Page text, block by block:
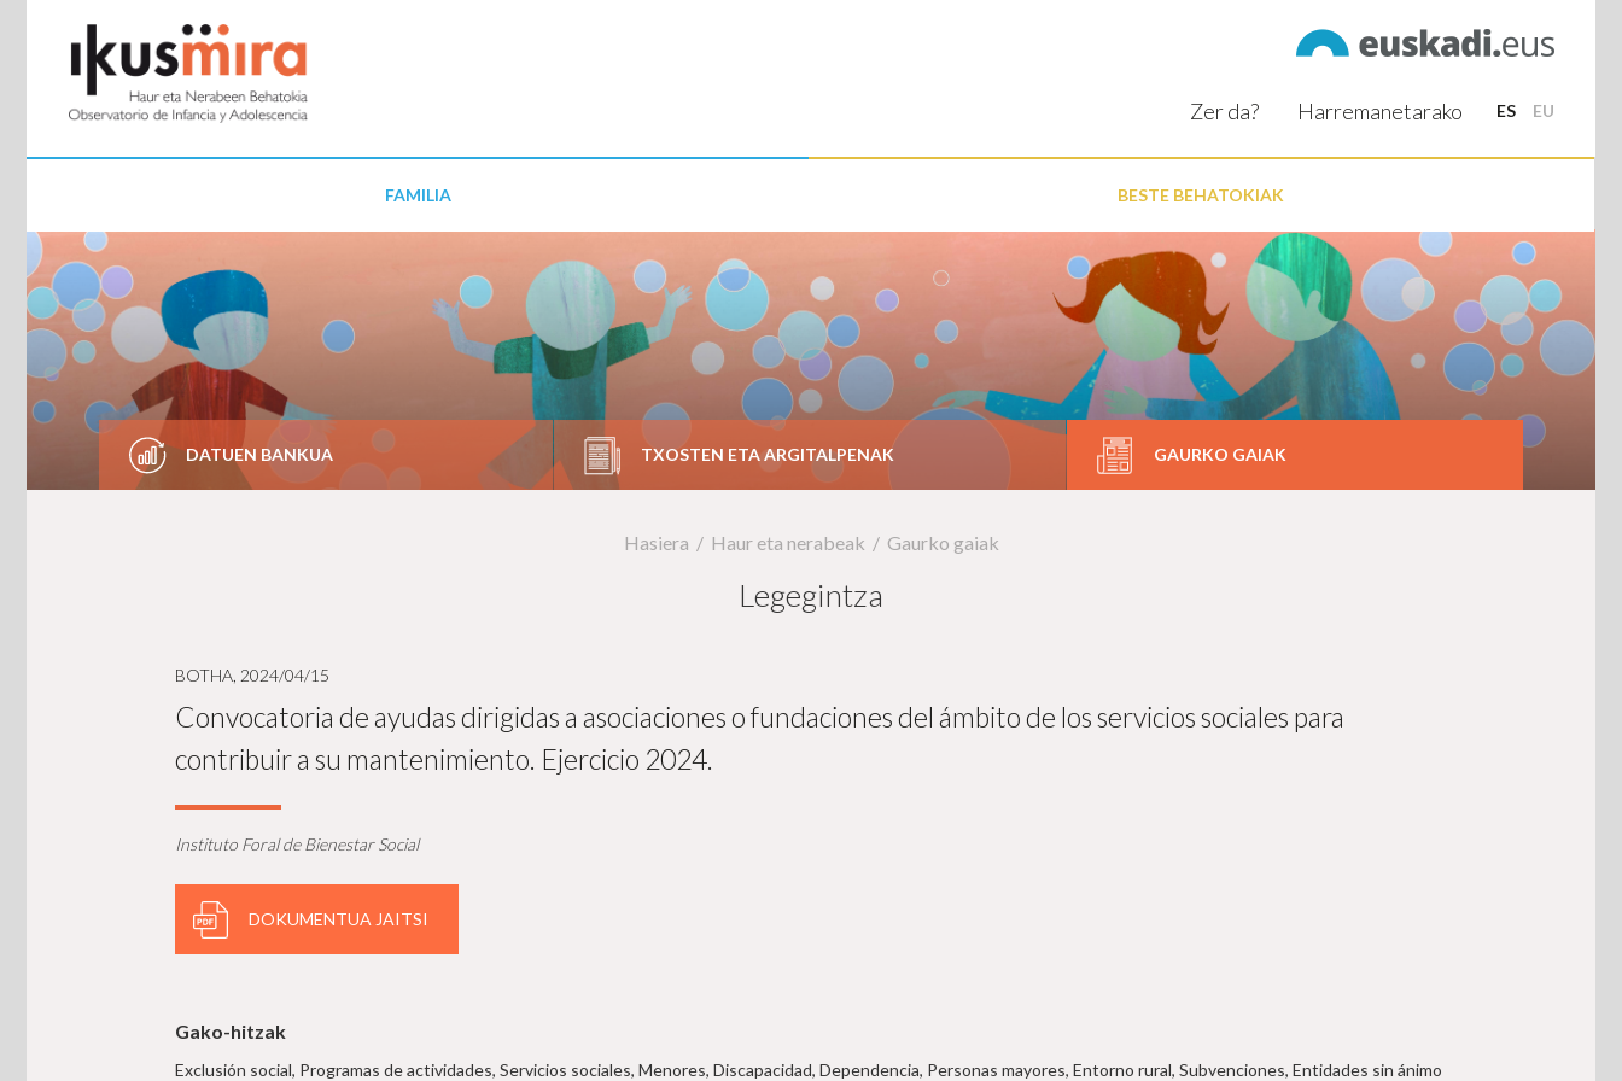
ES EU
FAMILIA BESTE BEHATOKIAK
Zer da? Harremanetarako
DATUEN BANKUA TXOSTEN ETA ARGITALPENAK GAURKO GAIAK
Hasiera Haur eta nerabeak Gaurko gaiak
Legegintza
BOTHA, 2024/04/15
Convocatoria de ayudas dirigidas a asociaciones o fundaciones del ámbito de los servicios sociales para
contribuir a su mantenimiento. Ejercicio 2024.
Instituto Foral de Bienestar Social
DOKUMENTUA JAITSI
Gako-hitzak
Exclusión social, Programas de actividades, Servicios sociales, Menores, Discapacidad, Dependencia, Personas mayores, Entorno rural, Subvenciones, Entidades sin ánimo